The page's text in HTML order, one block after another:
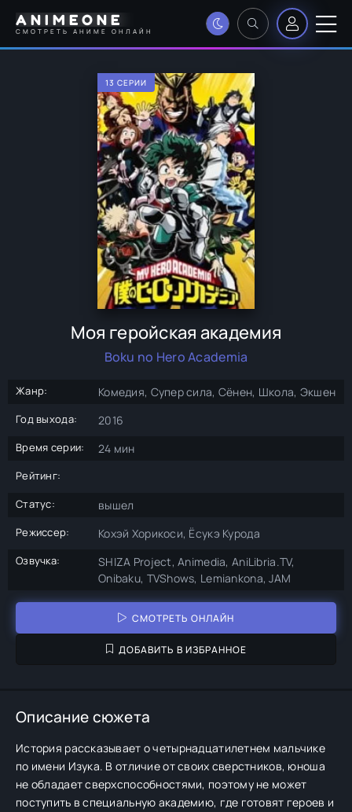
ANIMEONE
СМОТРЕТЬ АНИМЕ ОНЛАЙН
13 СЕРИИ
Моя геройская академия
Boku no Hero Academia
Жанр: Комедия, Супер сила, Сёнен, Школа, Экшен
Год выхода: 2016
Время серии: 24 мин
Рейтинг:
Статус:
вышел
Режиссер: Кохэй Хорикоси, Ёсукэ Курода
Озвучка:
SHIZA Project, Animedia, AniLibria.TV,
Onibaku, TVShows, Lemiankona, JAM
СМОТРЕТЬ ОНЛАЙН
ДОБАВИТЬ В ИЗБРАННОЕ
Описание сюжета
История рассказывает о четырнадцатилетнем мальчике
по имени Изука. В отличие от своих сверстников, юноша
не обладает сверхспособностями, поэтому не может
поступить в специальную академию, где готовят героев и